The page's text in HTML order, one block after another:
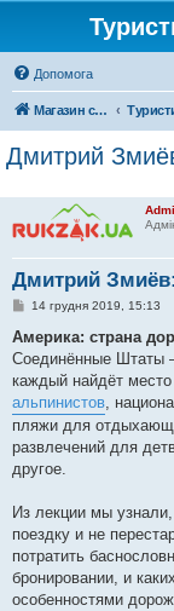
Допомога
Магазин спорядження
Дмитрий
Дмитрий
П
в
д
о
л
е
н
н
я
14 грудня 2019, 15:13
Америка: страна
Соединённые Штаты
каждый найдёт
альпинистов,
пляжи для
развлечений для
другое.
Из лекции мы
поездку и не
потратить
бронировании, и
особенностями